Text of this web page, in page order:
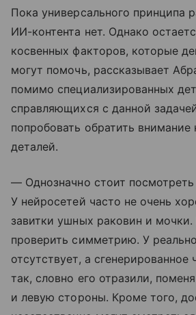
Пока универсального принципа
ИИ-контента нет. Однако
косвенных факторов, которые
могут помочь, рассказывает
помимо специализированных
справляющихся с данной
попробовать обратить внимание
деталей.
— Однозначно стоит
У нейросетей часто не очень
завитки ушных раковин и мочки.
проверить симметрию. У
отсутствует, а сгенерированное
так, словно его отразили,
и левую стороны. Кроме того,